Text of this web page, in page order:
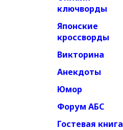
ключворды
Японские
кроссворды
Викторина
Анекдоты
Юмор
Форум АБС
Гостевая книга